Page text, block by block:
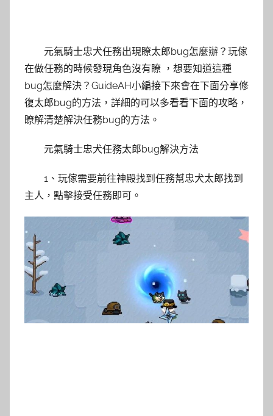
元氣騎士忠犬任務出現瞭太郎bug怎麼辦？玩傢
在做任務的時候發現角色沒有瞭 ，想要知道這種
bug怎麼解決？GuideAH小編接下來會在下面分享修
復太郎bug的方法，詳細的可以多看看下面的攻略，
瞭解清楚解決任務bug的方法。
元氣騎士忠犬任務太郎bug解決方法
1、玩傢需要前往神殿找到任務幫忠犬太郎找到
主人，點擊接受任務即可。